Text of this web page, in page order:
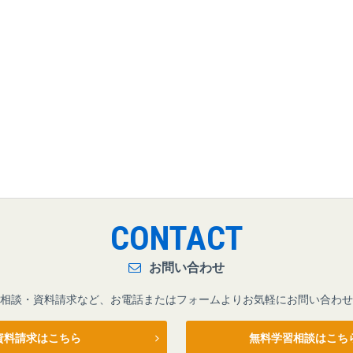
CONTACT
お問い合わせ
談・資料請求など、お電話またはフォームよりお気軽にお問い合わ
料請求はこちら 無料学習相談はこち